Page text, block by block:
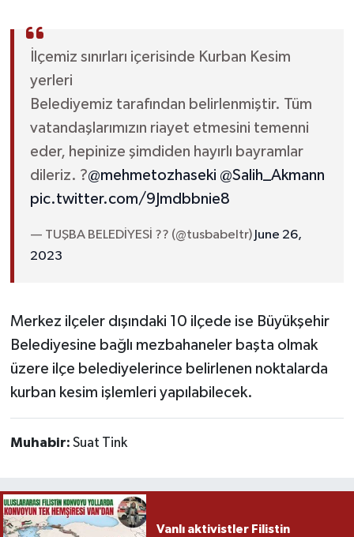
İlçemiz sınırları içerisinde Kurban Kesim
yerleri
Belediyemiz tarafından belirlenmiştir. Tüm
vatandaşlarımızın riayet etmesini temenni
eder, hepinize şimdiden hayırlı bayramlar
dileriz. ?@mehmetozhaseki @Salih_Akmann
pic.twitter.com/9Jmdbbnie8
— TUŞBA BELEDİYESİ ?? (@tusbabeltr) June 26,
2023
Merkez ilçeler dışındaki 10 ilçede ise Büyükşehir
Belediyesine bağlı mezbahaneler başta olmak
üzere ilçe belediyelerince belirlenen noktalarda
kurban kesim işlemleri yapılabilecek.
Muhabir: Suat Tink
Vanlı aktivistler Filistin